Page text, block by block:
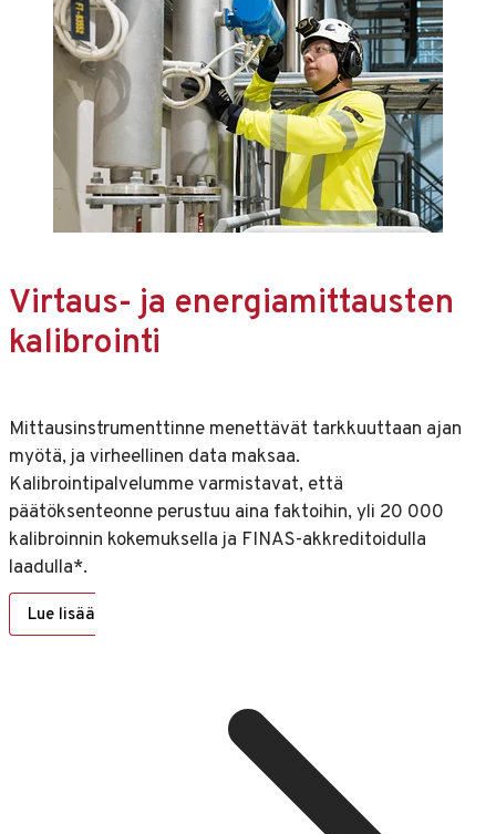
Virtaus- ja energiamittausten
kalibrointi
Mittausinstrumenttinne menettävät tarkkuuttaan ajan
myötä, ja virheellinen data maksaa.
Kalibrointipalvelumme varmistavat, että
päätöksenteonne perustuu aina faktoihin, yli 20 000
kalibroinnin kokemuksella ja FINAS-akkreditoidulla
laadulla*.
Lue lisää